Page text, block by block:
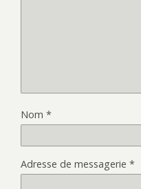
Nom *
Adresse de messagerie *